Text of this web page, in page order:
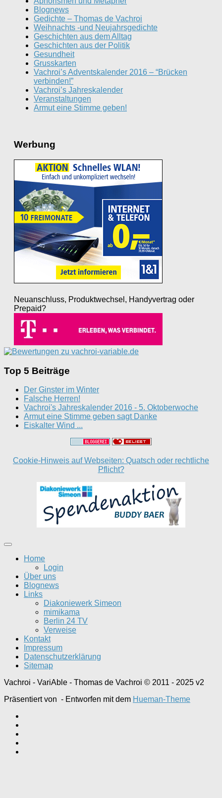
Blognews
Gedichte – Thomas de Vachroi
Weihnachts -und Neujahrsgedichte
Geschichten aus dem Alltag
Geschichten aus der Politik
Gesundheit
Grusskarten
Vachroi’s Adventskalender 2016 – “Brücken
verbinden!”
Vachroi’s Jahreskalender
Veranstaltungen
Armut eine Stimme geben!
Werbung
Neuanschluss, Produktwechsel, Handyvertrag oder
Prepaid?
Top 5 Beiträge
Der Ginster im Winter
Falsche Herren!
Vachroi's Jahreskalender 2016 - 5. Oktoberwoche
Armut eine Stimme geben sagt Danke
Eiskalter Wind ...
Cookie-Hinweis auf Webseiten: Quatsch oder rechtliche
Pflicht?
Home
Login
Über uns
Blognews
Links
Diakoniewerk Simeon
mimikama
Berlin 24 TV
Verweise
Kontakt
Impressum
Datenschutzerklärung
Sitemap
Vachroi - VariAble - Thomas de Vachroi © 2011 - 2025 v2
Präsentiert von - Entworfen mit dem Hueman-Theme